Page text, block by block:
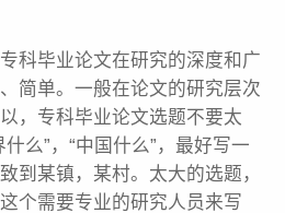
科毕业论文在研究的深度和广
简单。一般在论文的研究层次
，专科毕业论文选题不要太
么”，“中国什么”，最好写一
到某镇，某村。太大的选题，
个需要专业的研究人员来写